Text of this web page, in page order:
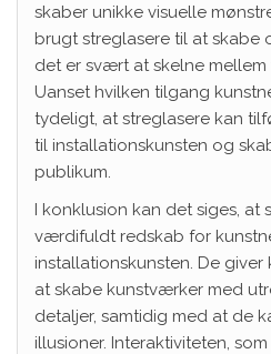
skaber unikke visuelle
brugt streglasere til at skabe
det er svært at skelne
Uanset hvilken tilgang
tydeligt, at streglasere kan
til installationskunsten og
publikum.
I konklusion kan det siges, at
værdifuldt redskab for
installationskunsten. De
at skabe kunstværker med
detaljer, samtidig med at de
illusioner. Interaktiviteten,